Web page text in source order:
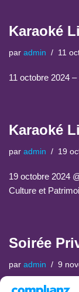
Karaoké
par admin 11
11 octobre 2024
Karaoké
par admin 19
19 octobre 2024
Culture et
Soirée
par admin 9
9 novembre 2024